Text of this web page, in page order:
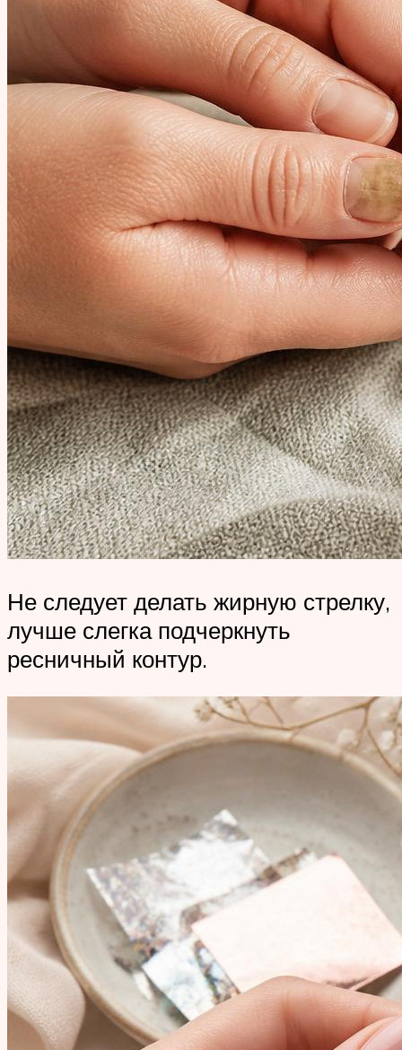
Не следует делать жирную стрелку,
лучше слегка подчеркнуть
ресничный контур.